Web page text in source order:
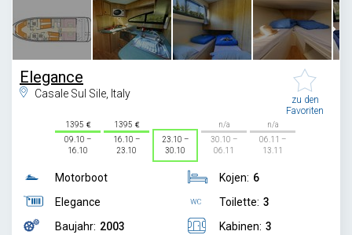
Elegance
Casale Sul Sile, Italy
zu den
Favoriten
1395
09.10 –
16.10
1395
16.10 –
23.10
23.10 –
30.10
n/a
30.10 –
06.11
n/a
06.11 –
13.11
Motorboot
Elegance
Baujahr: 2003
Kojen: 6
Toilette: 3
Kabinen: 3